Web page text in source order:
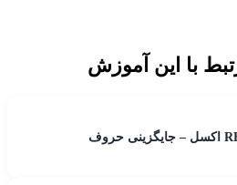
با این آموزش